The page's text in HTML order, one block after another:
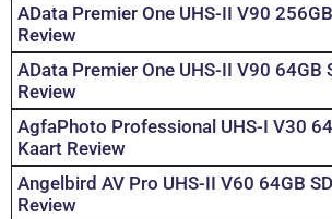
AData Premier One UHS-II V90
Review
AData Premier One UHS-II V90 64GB
Review
AgfaPhoto Professional UHS-I V30
Kaart Review
Angelbird AV Pro UHS-II V60 64GB
Review